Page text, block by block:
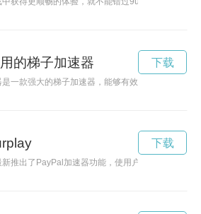
的梯子加速器
一款强大的梯子加速器，能够有效提升网络速度，
下载
推出了PayPal加速器功能，使用户在购物时可以
下载